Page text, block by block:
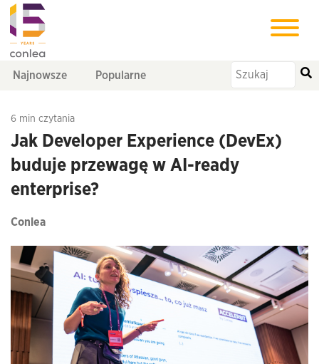
Najnowsze Popularne
6 min czytania
Jak Developer Experience (DevEx)
buduje przewagę w AI-ready
enterprise?
Conlea